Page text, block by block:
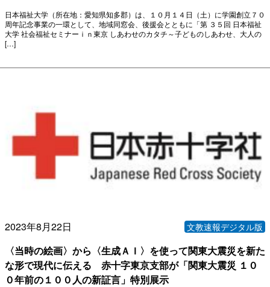
日本福祉大学（所在地：愛知県知多郡）は、１０月１４日（土）に学園創立７０
周年記念事業の一環として、地域同窓会、後援会とともに「第 ３５回 日本福祉
大学 社会福祉セミナーｉｎ東京 しあわせのカタチ～子どものしあわせ、大人の
[…]
2023年8月22日 文教速報デジタル版
〈当時の絵画〉から〈生成ＡＩ〉を使って関東大震災を新た
な形で現代に伝える 赤十字東京支部が「関東大震災 １０
０年前の１００人の新証言」特別展示